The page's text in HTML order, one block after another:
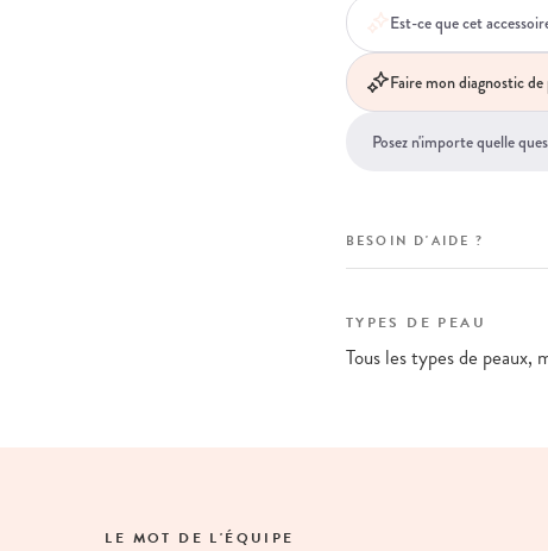
Est-ce que cet
Faire mon diagnostic de
BESOIN D'AIDE ?
TYPES DE PEAU
Tous les types de peaux,
LE MOT DE L'ÉQUIPE